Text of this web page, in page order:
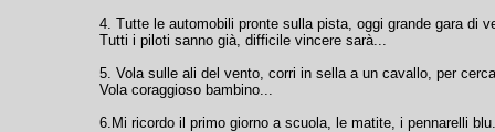
4. Tutte le automobili pronte sulla pista, oggi grande gara di
Tutti i piloti sanno già, difficile vincere sarà...
5. Vola sulle ali del vento, corri in sella a un cavallo, per
Vola coraggioso bambino...
6.Mi ricordo il primo giorno a scuola, le matite, i pennarelli